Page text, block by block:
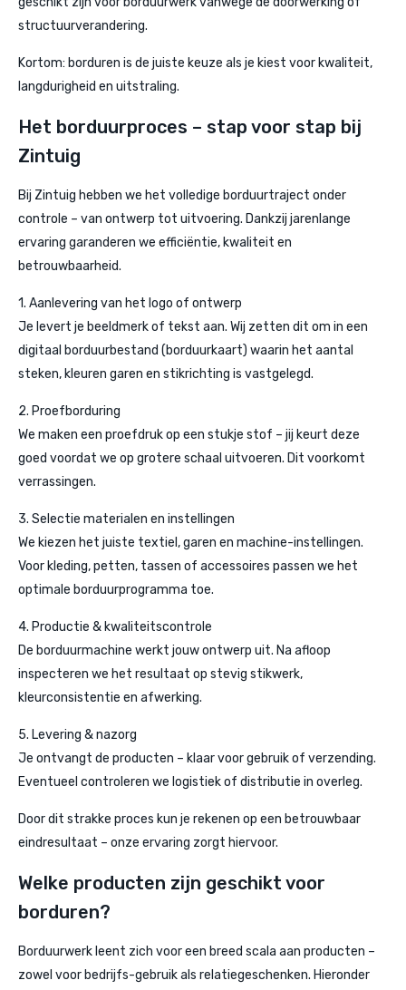
structuurverandering.
Kortom: borduren is de juiste keuze als je kiest voor kwaliteit,
langdurigheid en uitstraling.
Het borduurproces – stap voor stap bij
Zintuig
Bij Zintuig hebben we het volledige borduurtraject onder
controle – van ontwerp tot uitvoering. Dankzij jarenlange
ervaring garanderen we efficiëntie, kwaliteit en
betrouwbaarheid.
1. Aanlevering van het logo of ontwerp
Je levert je beeldmerk of tekst aan. Wij zetten dit om in een
digitaal borduurbestand (borduurkaart) waarin het aantal
steken, kleuren garen en stikrichting is vastgelegd.
2. Proefborduring
We maken een proefdruk op een stukje stof – jij keurt deze
goed voordat we op grotere schaal uitvoeren. Dit voorkomt
verrassingen.
3. Selectie materialen en instellingen
We kiezen het juiste textiel, garen en machine-instellingen.
Voor kleding, petten, tassen of accessoires passen we het
optimale borduurprogramma toe.
4. Productie & kwaliteitscontrole
De borduurmachine werkt jouw ontwerp uit. Na afloop
inspecteren we het resultaat op stevig stikwerk,
kleurconsistentie en afwerking.
5. Levering & nazorg
Je ontvangt de producten – klaar voor gebruik of verzending.
Eventueel controleren we logistiek of distributie in overleg.
Door dit strakke proces kun je rekenen op een betrouwbaar
eindresultaat – onze ervaring zorgt hiervoor.
Welke producten zijn geschikt voor
borduren?
Borduurwerk leent zich voor een breed scala aan producten –
zowel voor bedrijfs-gebruik als relatiegeschenken. Hieronder